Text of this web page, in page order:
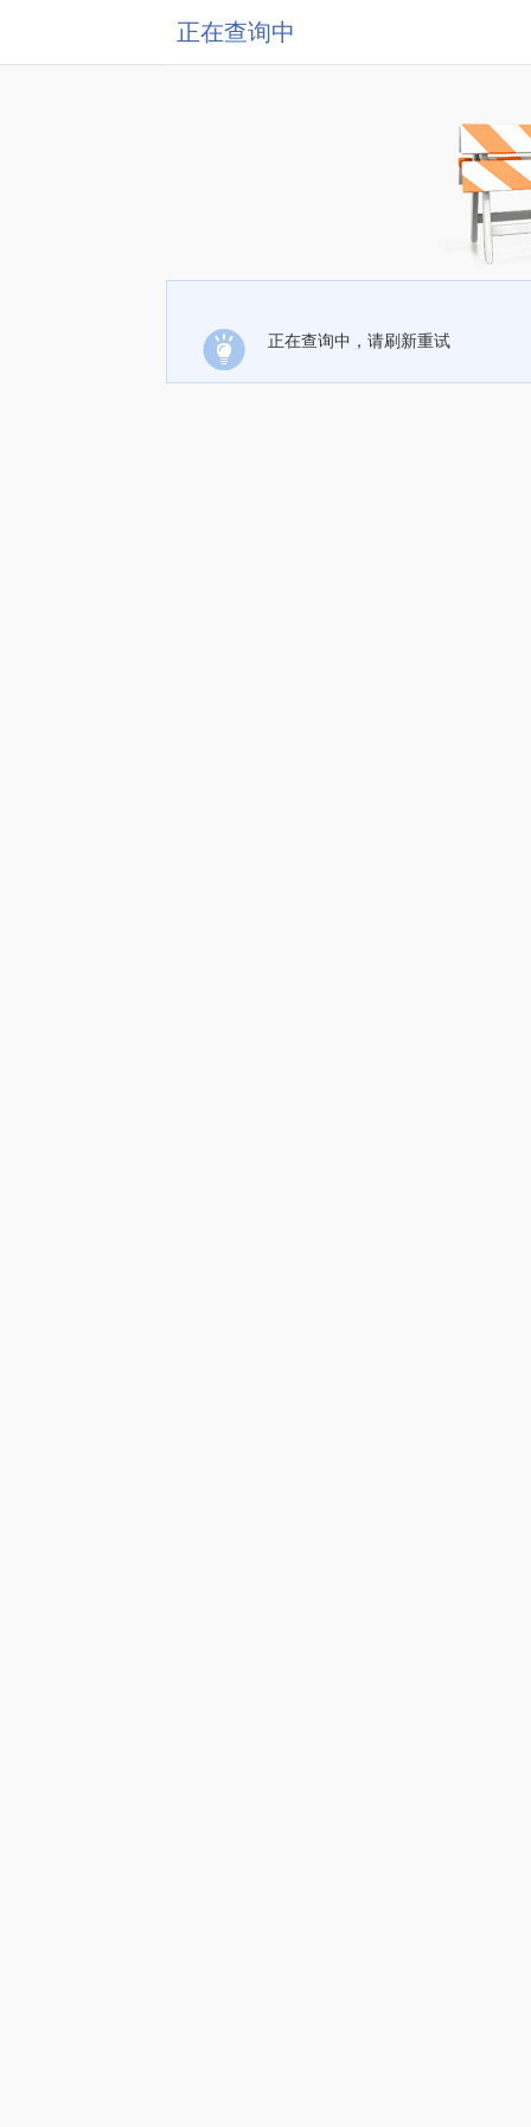
正在查询中
正在查询中，请刷新重试